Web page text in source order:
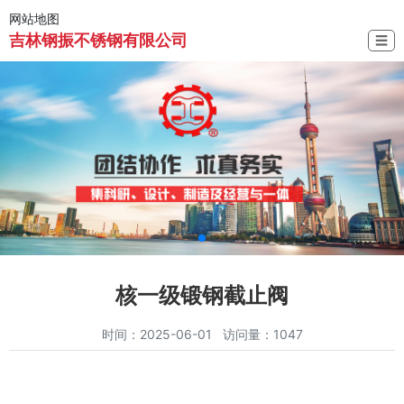
网站地图
吉林钢振不锈钢有限公司 ☰
核一级锻钢截止阀
时间：2025-06-01 访问量：1047